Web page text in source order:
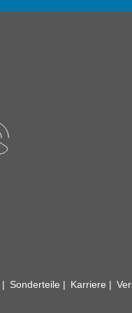
Sonderteile Karriere